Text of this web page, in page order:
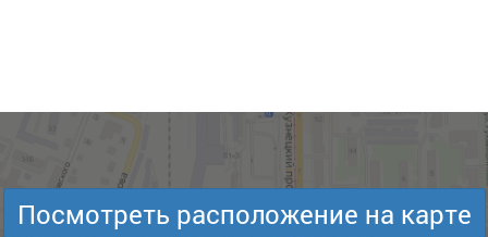
Посмотреть расположение на карте